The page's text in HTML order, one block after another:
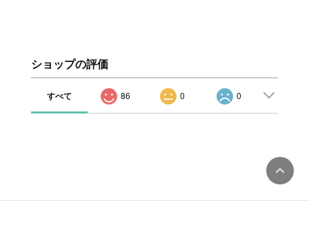
ショップの評価
すべて 86 0 0